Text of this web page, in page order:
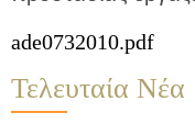
ade0732010.pdf
Τελευταία Νέα